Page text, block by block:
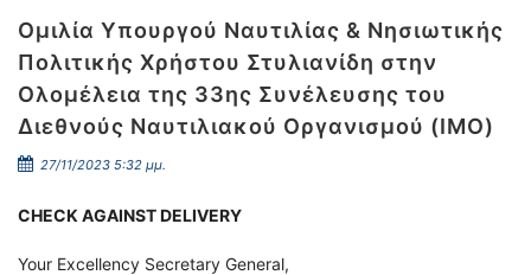
Ομιλία Υπουργού Ναυτιλίας & Νησιωτικής
Πολιτικής Χρήστου Στυλιανίδη στην
Ολομέλεια της 33ης Συνέλευσης του
Διεθνούς Ναυτιλιακού Οργανισμού (IMO)
27/11/2023 5:32 μμ.
CHECK AGAINST DELIVERY
Your Excellency Secretary General,